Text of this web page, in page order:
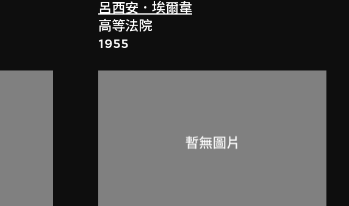
呂西安．埃爾韋
高等法院
1955